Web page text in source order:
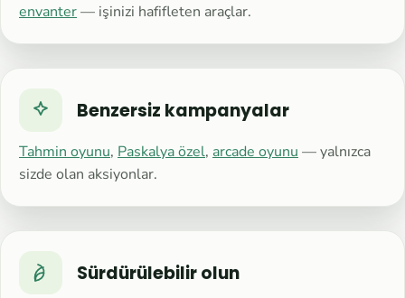
envanter— işinizi hafifleten araçlar.
Benzersiz kampanyalar
Tahmin oyunu, Paskalya özel, arcade oyunu — yalnızca
sizde olan aksiyonlar.
Sürdürülebilir olun